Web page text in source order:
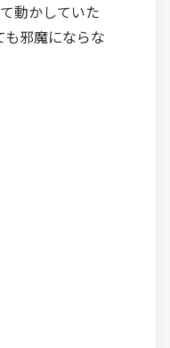
動かしていた
邪魔にならな